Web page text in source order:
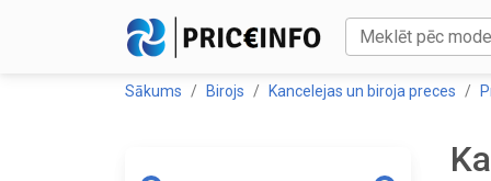
Sākums Birojs Kancelejas un biroja preces